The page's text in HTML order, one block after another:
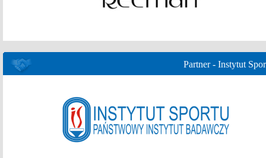
Partner - Instytut